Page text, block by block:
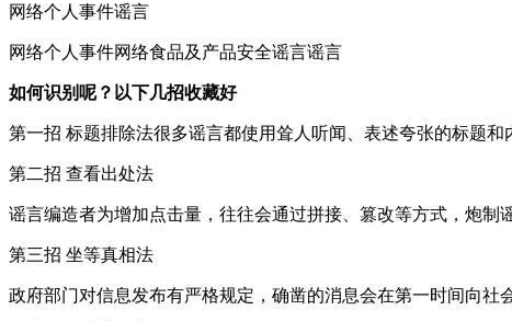
网络个人事件谣言
网络个人事件网络食品及产品安全谣言谣言
如何识别呢？以下几招收藏好
第一招 标题排除法很多谣言都使用耸人听闻、表述夸张的标题和
第二招 查看出处法
谣言编造者为增加点击量，往往会通过拼接、篡改等方式，炮制
第三招 坐等真相法
政府部门对信息发布有严格规定，确凿的消息会在第一时间向社